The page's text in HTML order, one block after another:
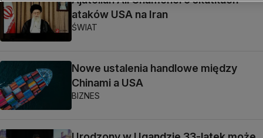
ataków USA na Iran
ŚWIAT
Nowe ustalenia handlowe między
Chinami a USA
BIZNES